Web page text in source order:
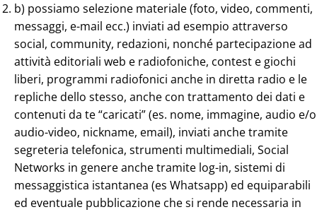
b) possiamo selezione materiale (foto, video, commenti,
messaggi, e-mail ecc.) inviati ad esempio attraverso
social, community, redazioni, nonché partecipazione ad
attività editoriali web e radiofoniche, contest e giochi
liberi, programmi radiofonici anche in diretta radio e le
repliche dello stesso, anche con trattamento dei dati e
contenuti da te “caricati” (es. nome, immagine, audio e/o
audio-video, nickname, email), inviati anche tramite
segreteria telefonica, strumenti multimediali, Social
Networks in genere anche tramite log-in, sistemi di
messaggistica istantanea (es Whatsapp) ed equiparabili
ed eventuale pubblicazione che si rende necessaria in